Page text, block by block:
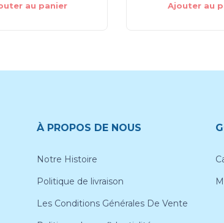
au panier Ajouter au
À PROPOS DE NOUS
Notre Histoire
Politique de livraison
Les Conditions Générales De Vente